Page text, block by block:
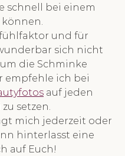
schnell bei einem
und für
sich nicht
die Schminke
empfehle ich bei
auf jeden
setzen.
mich jederzeit oder
hinterlasst eine
auf Euch!